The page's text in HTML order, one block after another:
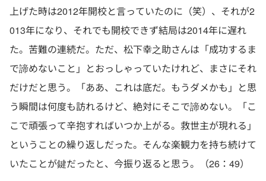
上げた時は2012年開校と言っていたのに（笑）、それが2
013年になり、それでも開校できず結局は2014年に遅れ
た。苦難の連続だ。ただ、松下幸之助さんは「成功するま
で諦めないこと」とおっしゃっていたけれど、まさにそれ
だけだと思う。「ああ、これは底だ。もうダメかも」と思
う瞬間は何度も訪れるけど、絶対にそこで諦めない。「こ
こで頑張って辛抱すればいつか上がる。救世主が現れる」
ということの繰り返しだった。そんな楽観力を持ち続けて
いたことが鍵だったと、今振り返ると思う。（26：49）